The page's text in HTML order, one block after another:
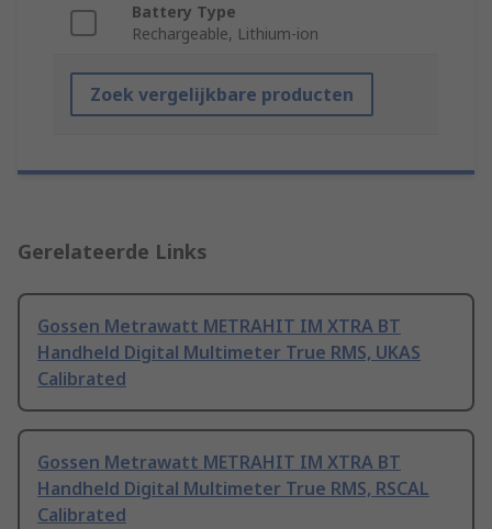
Battery Type
Rechargeable, Lithium-ion
Zoek vergelijkbare producten
Gerelateerde Links
Gossen Metrawatt METRAHIT IM XTRA BT
Handheld Digital Multimeter True RMS, UKAS
Calibrated
Gossen Metrawatt METRAHIT IM XTRA BT
Handheld Digital Multimeter True RMS, RSCAL
Calibrated